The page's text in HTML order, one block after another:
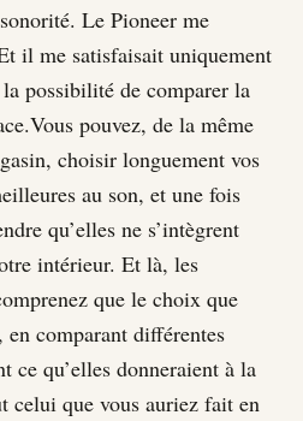
Le Pioneer me
il me satisfaisait uniquement
la possibilité de comparer la
pouvez, de la même
choisir longuement vos
au son, et une fois
qu’elles ne s’intègrent
intérieur. Et là, les
que le choix que
comparant différentes
ce qu’elles donneraient à la
celui que vous auriez fait en